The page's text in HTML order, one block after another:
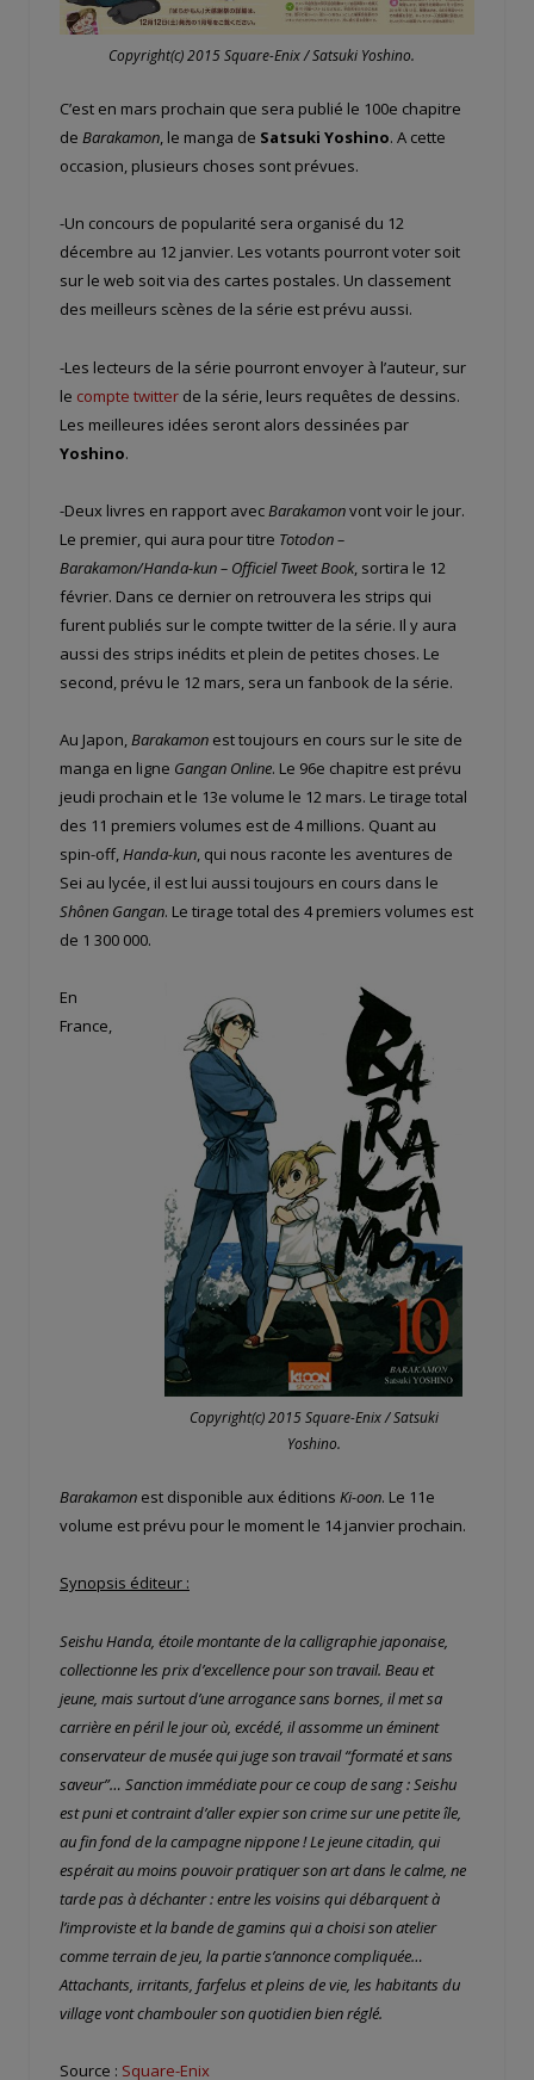
Copyright(c) 2015 Square-Enix / Satsuki Yoshino.
C’est en mars prochain que sera publié le 100e chapitre
de Barakamon, le manga de Satsuki Yoshino. A cette
occasion, plusieurs choses sont prévues.
-Un concours de popularité sera organisé du 12
décembre au 12 janvier. Les votants pourront voter soit
sur le web soit via des cartes postales. Un classement
des meilleurs scènes de la série est prévu aussi.
-Les lecteurs de la série pourront envoyer à l’auteur, sur
le compte twitter de la série, leurs requêtes de dessins.
Les meilleures idées seront alors dessinées par
Yoshino.
-Deux livres en rapport avecBarakamonvont voir le jour.
Le premier, qui aura pour titre Totodon –
Barakamon/Handa-kun – Officiel Tweet Book, sortira le 12
février. Dans ce dernier on retrouvera les strips qui
furent publiés sur le compte twitter de la série. Il y aura
aussi des strips inédits et plein de petites choses. Le
second, prévu le 12 mars, sera un fanbook de la série.
Au Japon,Barakamon est toujours en cours sur le site de
manga en ligne Gangan Online. Le 96e chapitre est prévu
jeudi prochain et le 13e volume le 12 mars. Le tirage total
des 11 premiers volumes est de 4 millions. Quant au
spin-off,Handa-kun, qui nous raconte les aventures de
Sei au lycée, il est lui aussi toujours en cours dans le
Shônen Gangan. Le tirage total des 4 premiers volumes est
de 1 300 000.
Copyright(c) 2015 Square-Enix / Satsuki
Yoshino.
En
France,
Barakamon est disponible aux éditions Ki-oon. Le 11e
volume est prévu pour le moment le 14 janvier prochain.
Synopsis éditeur :
Seishu Handa, étoile montante de la calligraphie japonaise,
collectionne les prix d’excellence pour son travail. Beau et
jeune, mais surtout d’une arrogance sans bornes, il met sa
carrière en péril le jour où, excédé, il assomme un éminent
conservateur de musée qui juge son travail “formaté et sans
saveur”… Sanction immédiate pour ce coup de sang : Seishu
est puni et contraint d’aller expier son crime sur une petite île,
au fin fond de la campagne nippone ! Le jeune citadin, qui
espérait au moins pouvoir pratiquer son art dans le calme, ne
tarde pas à déchanter : entre les voisins qui débarquent à
l’improviste et la bande de gamins qui a choisi son atelier
comme terrain de jeu, la partie s’annonce compliquée…
Attachants, irritants, farfelus et pleins de vie, les habitants du
village vont chambouler son quotidien bien réglé.
Source : Square-Enix